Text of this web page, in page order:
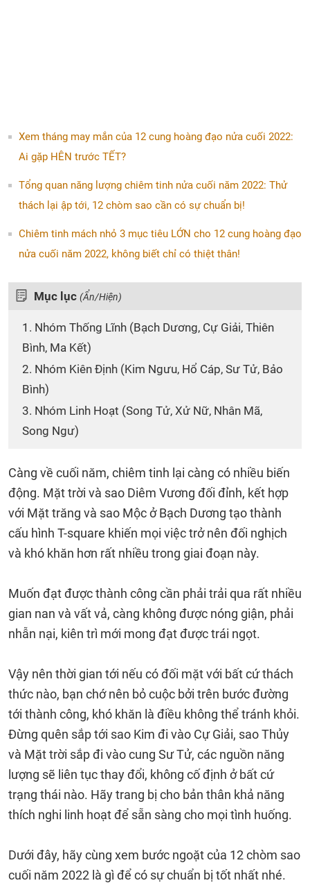
Xem tháng may mắn của 12 cung hoàng đạo nửa cuối 2022:
Ai gặp HÊN trước TẾT?
Tổng quan năng lượng chiêm tinh nửa cuối năm 2022: Thử
thách lại ập tới, 12 chòm sao cần có sự chuẩn bị!
Chiêm tinh mách nhỏ 3 mục tiêu LỚN cho 12 cung hoàng đạo
nửa cuối năm 2022, không biết chỉ có thiệt thân!
Mục lục (Ẩn/Hiện)
1. Nhóm Thống Lĩnh (Bạch Dương, Cự Giải, Thiên
Bình, Ma Kết)
2. Nhóm Kiên Định (Kim Ngưu, Hổ Cáp, Sư Tử, Bảo
Bình)
3. Nhóm Linh Hoạt (Song Tử, Xử Nữ, Nhân Mã,
Song Ngư)
Càng về cuối năm, chiêm tinh lại càng có nhiều biến
động. Mặt trời và sao Diêm Vương đối đỉnh, kết hợp
với Mặt trăng và sao Mộc ở Bạch Dương tạo thành
cấu hình T-square khiến mọi việc trở nên đối nghịch
và khó khăn hơn rất nhiều trong giai đoạn này.
Muốn đạt được thành công cần phải trải qua rất nhiều
gian nan và vất vả, càng không được nóng giận, phải
nhẫn nại, kiên trì mới mong đạt được trái ngọt.
Vậy nên thời gian tới nếu có đối mặt với bất cứ thách
thức nào, bạn chớ nên bỏ cuộc bởi trên bước đường
tới thành công, khó khăn là điều không thể tránh khỏi.
Đừng quên sắp tới sao Kim đi vào Cự Giải, sao Thủy
và Mặt trời sắp đi vào cung Sư Tử, các nguồn năng
lượng sẽ liên tục thay đổi, không cố định ở bất cứ
trạng thái nào. Hãy trang bị cho bản thân khả năng
thích nghi linh hoạt để sẵn sàng cho mọi tình huống.
Dưới đây, hãy cùng xem bước ngoặt của 12 chòm sao
cuối năm 2022 là gì để có sự chuẩn bị tốt nhất nhé.